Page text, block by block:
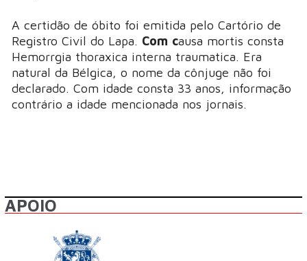
A certidão de óbito foi emitida pelo Cartório de
Registro Civil do Lapa. Com causa mortis consta
Hemorrgia thoraxica interna traumatica. Era
natural da Bélgica, o nome da cônjuge não foi
declarado. Com idade consta 33 anos, informação
contrário a idade mencionada nos jornais.
APOIO